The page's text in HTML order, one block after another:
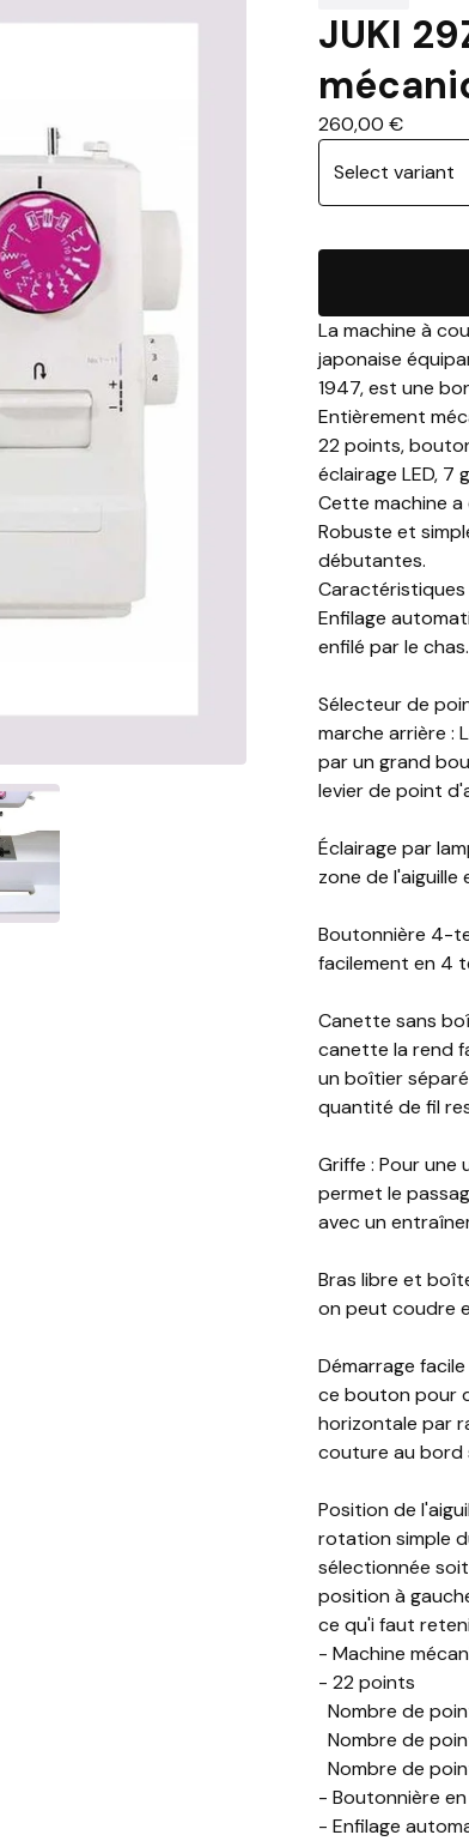
JUKI
260,00 €
La machine à
japonaise
1947, est une
Entièrement
22 points,
éclairage LED,
Cette machine
Robuste et
débutantes.
Caractéristiques
Enfilage
enfilé par le
Sélecteur de
marche arrière :
par un grand
levier de point
Éclairage par
zone de
Boutonnière 4-
facilement en 4
Canette sans
canette la rend
un boîtier
quantité de fil
Griffe : Pour
permet le
avec un
Bras libre et
on peut coudre
Démarrage
ce bouton pour
horizontale par
couture au bord
Position de
rotation simple
sélectionnée
position à
ce qu'i faut
- Machine
- 22 points
Nombre de
Nombre de
Nombre de
- Boutonnière
- Enfilage